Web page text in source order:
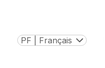
PF | Français